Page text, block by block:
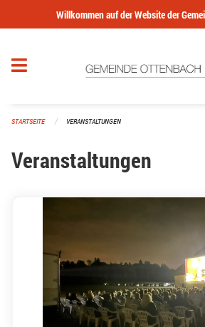
Navigation überspringen
Willkommen auf der Website der
STARTSEITE VERANSTALTUNGEN
Veranstaltungen